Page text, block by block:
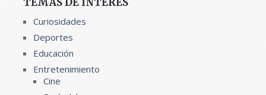
Curiosidades
Deportes
Educación
Entretenimiento
Cine